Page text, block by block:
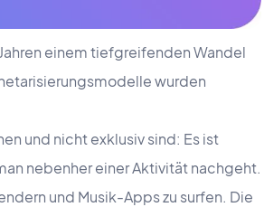
einem tiefgreifenden Wandel
wurden
und nicht exklusiv sind: Es ist
nebenher einer Aktivität nachgeht.
und Musik-Apps zu surfen. Die